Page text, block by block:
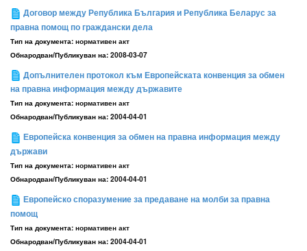
Договор между Република България и Република Беларус за
правна помощ по граждански дела
Тип на документа: нормативен акт
Обнародван/Публикуван на: 2008-03-07
Допълнителен протокол към Европейската конвенция за обмен
на правна информация между държавите
Тип на документа: нормативен акт
Обнародван/Публикуван на: 2004-04-01
Европейска конвенция за обмен на правна информация между
държави
Тип на документа: нормативен акт
Обнародван/Публикуван на: 2004-04-01
Европейско споразумение за предаване на молби за правна
помощ
Тип на документа: нормативен акт
Обнародван/Публикуван на: 2004-04-01